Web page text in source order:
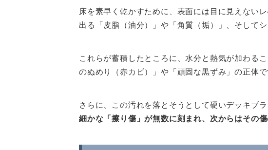
床を素早く乾かすために、表面には目に見えない
出る「皮脂（油分）」や「角質（垢）」、そして
これらが蓄積したところに、水分と熱気が加わる
のぬめり（赤カビ）」や「頑固な黒ずみ」の正体で
さらに、この汚れを落とそうとして硬いデッキブ
細かな「擦り傷」が無数に刻まれ、次からはその